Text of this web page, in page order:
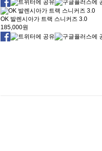
OK 발렌시아가 트랙 스니커즈 3.0
185,000원